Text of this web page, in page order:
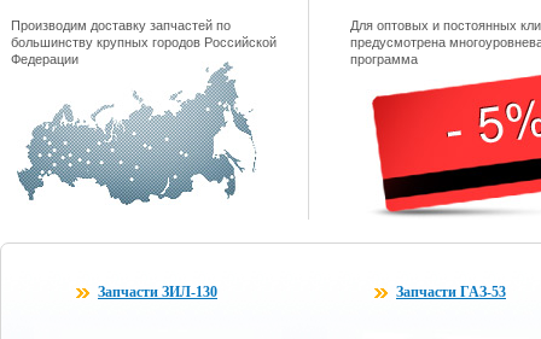
Производим доставку запчастей по
большинству крупных городов Российской
Федерации
Для оптовых и постоянных
предусмотрена
программа
Запчасти ЗИЛ-130 Запчасти ГАЗ-53